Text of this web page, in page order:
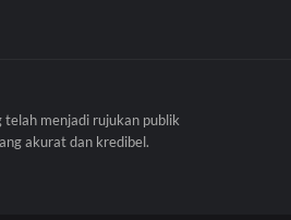
menjadi rujukan publik
akurat dan kredibel.